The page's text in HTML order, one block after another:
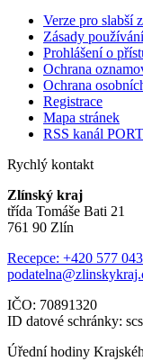
Verze pro slabší
Zásady
Prohlášení o
Ochrana
Ochrana
Registrace
Mapa stránek
RSS kanál
Rychlý kontakt
Zlínský kraj
třída Tomáše Bati 21
761 90 Zlín
Recepce: +420 577 043
IČO: 70891320
ID datové schránky:
Úřední hodiny